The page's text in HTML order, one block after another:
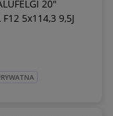
20"
F12 5x114,3 9,5J